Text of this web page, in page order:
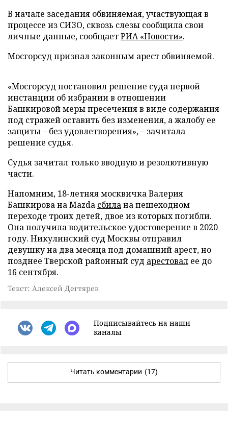
В начале заседания обвиняемая, участвующая в
процессе из СИЗО, сквозь слезы сообщила свои
личные данные, сообщаетРИА «Новости».
Мосгорсуд признал законным арест обвиняемой.
«Мосгорсуд постановил решение суда первой
инстанции об избрании в отношении
Башкировой меры пресечения в виде содержания
под стражей оставить без изменения, а жалобу ее
защиты – без удовлетворения», – зачитала
решение судья.
Судья зачитал только вводную и резолютивную
части.
Напомним, 18-летняя москвичка Валерия
Башкирова на Mazda сбилана пешеходном
переходе троих детей, двое из которых погибли.
Она получила водительское удостоверение в 2020
году. Никулинский суд Москвы отправил
девушку на два месяца под домашний арест, но
позднее Тверской районный суд арестовал ее до
16 сентября.
Текст: Алексей Дегтярев
Подписывайтесь на наши
каналы
Читать комментарии (17)